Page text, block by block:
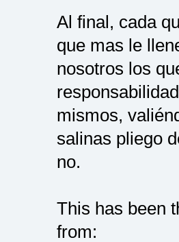
Al final, cada
que mas le
nosotros los
mismos,
salinas pliego
no.
This has been
from: